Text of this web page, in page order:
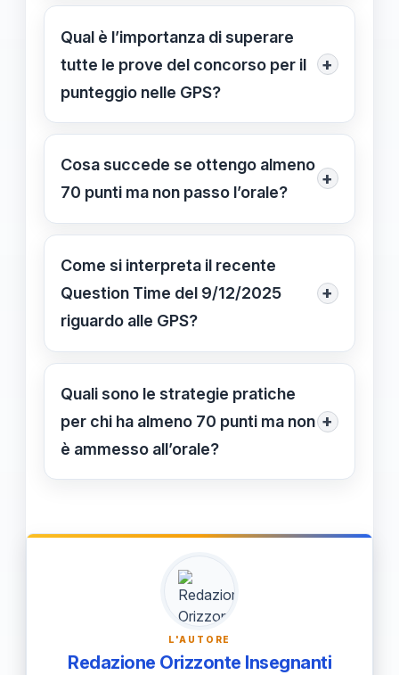
bisogno di superare l’orale.
senza aver superato l’orale, ma senza
ottenere punteggio aggiuntivo legato
al concorso.
Qual è l’importanza di superare
tutte le prove del concorso per il
punteggio nelle GPS?
+
Superare tutte le prove, inclusa quella
orale, permette di ottenere un
punteggio supplementare nelle
rispetto ad altri candidati.
Cosa succede se ottengo almeno
70 punti ma non passo l’orale?
+
In questa situazione, il punteggio
rimane senza effetti sulle GPS e non
si può beneficiare del punteggio
aggiuntivo previsto per chi supera
Come si interpreta il recente
Question Time del 9/12/2025
riguardo alle GPS?
+
Il Question Time ha chiarito che il
punteggio del superamento delle
prove non comporta
automaticamente un vantaggio nelle
Quali sono le strategie pratiche
per chi ha almeno 70 punti ma non
è ammesso all’orale?
+
Conviene continuare a studiare e
ad altri concorsi per migliorare il
punteggio complessivo e le
prospettive di inserimento.
L'AUTORE
Redazione Orizzonte Insegnanti